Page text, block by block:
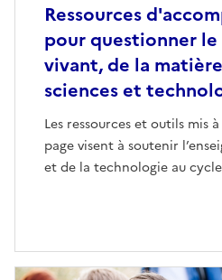
Ressources
pour questionner
vivant, de la
sciences et
Les ressources et outils mis
page visent à soutenir
et de la technologie au